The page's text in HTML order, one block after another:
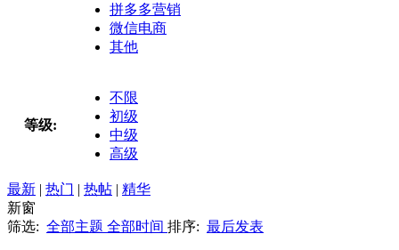
拼多多营销
微信电商
其他
等级:
不限
初级
中级
高级
最新 | 热门 | 热帖 | 精华
新窗
筛选: 全部主题 全部时间 排序: 最后发表